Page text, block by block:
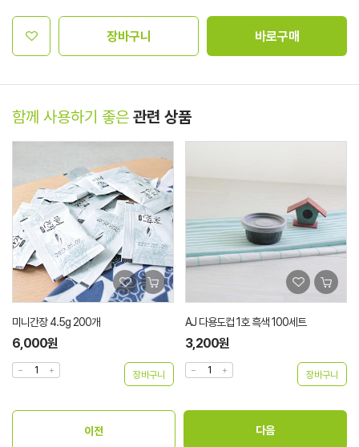
장바구니 바로구매
함께 사용하기 좋은 관련 상품
미니간장 4.5g 200개
6,000원
AJ 다용도컵 1호 흑색 100세트
3,200원